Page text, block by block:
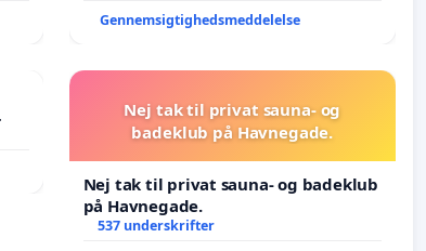
Gennemsigtighedsmeddelelse
Nej tak til privat sauna- og
badeklub på Havnegade.
Nej tak til privat sauna- og badeklub
på Havnegade.
537 underskrifter